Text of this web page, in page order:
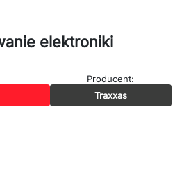
elektroniki
Producent:
Traxxas